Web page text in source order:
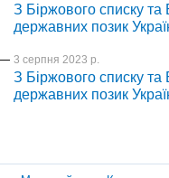
З Біржового списку та
державних позик
3 серпня 2023 р.
З Біржового списку та
державних позик